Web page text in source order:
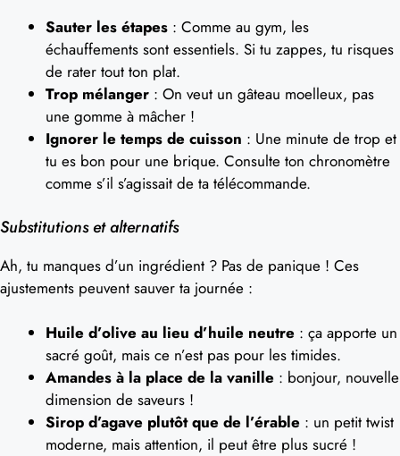
Sauter les étapes : Comme au gym, les
échauffements sont essentiels. Si tu zappes, tu risques
de rater tout ton plat.
Trop mélanger : On veut un gâteau moelleux, pas
une gomme à mâcher !
Ignorer le temps de cuisson : Une minute de trop et
tu es bon pour une brique. Consulte ton chronomètre
comme s’il s’agissait de ta télécommande.
Substitutions et alternatifs
Ah, tu manques d’un ingrédient ? Pas de panique ! Ces
ajustements peuvent sauver ta journée :
Huile d’olive au lieu d’huile neutre : ça apporte un
sacré goût, mais ce n’est pas pour les timides.
Amandes à la place de la vanille : bonjour, nouvelle
dimension de saveurs !
Sirop d’agave plutôt que de l’érable : un petit twist
moderne, mais attention, il peut être plus sucré !